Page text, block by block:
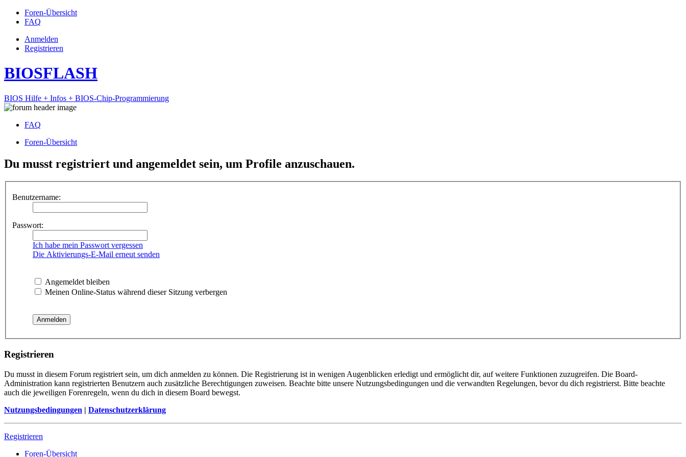
Foren-Übersicht
FAQ
Anmelden
Registrieren
BIOSFLASH
BIOS Hilfe + Infos + BIOS-Chip-Programmierung
FAQ
Foren-Übersicht
Du musst registriert und angemeldet sein, um Profile anzuschauen.
Benutzername:
Passwort:
Ich habe mein Passwort vergessen
Die Aktivierungs-E-Mail erneut senden
Angemeldet bleiben
Meinen Online-Status während dieser Sitzung verbergen
Registrieren
Du musst in diesem Forum registriert sein, um dich anmelden zu können. Die Registrierung ist in wenigen Augenblicken erledigt und ermöglicht dir, auf weitere Funktionen zuzugreifen. Die Board-
Administration kann registrierten Benutzern auch zusätzliche Berechtigungen zuweisen. Beachte bitte unsere Nutzungsbedingungen und die verwandten Regelungen, bevor du dich registrierst. Bitte beachte
auch die jeweiligen Forenregeln, wenn du dich in diesem Board bewegst.
Nutzungsbedingungen | Datenschutzerklärung
Registrieren
Foren-Übersicht